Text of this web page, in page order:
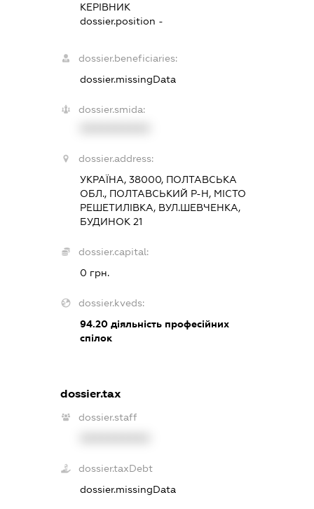
КЕРІВНИК
dossier.position -
dossier.beneficiaries:
dossier.missingData
dossier.smida:
dossier.address:
УКРАЇНА, 38000, ПОЛТАВСЬКА
ОБЛ., ПОЛТАВСЬКИЙ Р-Н, МІСТО
РЕШЕТИЛІВКА, ВУЛ.ШЕВЧЕНКА,
БУДИНОК 21
dossier.capital:
0 грн.
dossier.kveds:
94.20діяльність професійних
спілок
dossier.tax
dossier.staff
dossier.taxDebt
dossier.missingData